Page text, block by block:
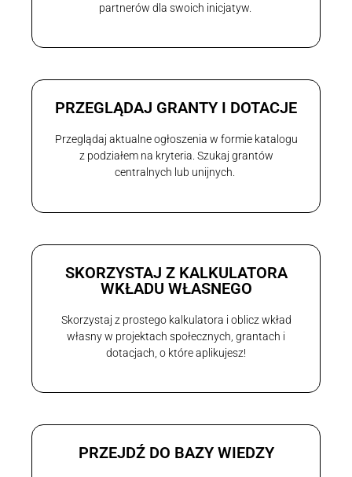
partnerów dla swoich inicjatyw.
PRZEGLĄDAJ GRANTY I DOTACJE
Przeglądaj aktualne ogłoszenia w formie katalogu
z podziałem na kryteria. Szukaj grantów
centralnych lub unijnych.
SKORZYSTAJ Z KALKULATORA
WKŁADU WŁASNEGO
Skorzystaj z prostego kalkulatora i oblicz wkład
własny w projektach społecznych, grantach i
dotacjach, o które aplikujesz!
PRZEJDŹ DO BAZY WIEDZY